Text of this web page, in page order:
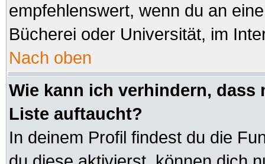
empfehlenswert, wenn du an
Bücherei oder Universität, im
Nach oben
Wie kann ich verhindern, dass
Liste auftaucht?
In deinem Profil findest du die